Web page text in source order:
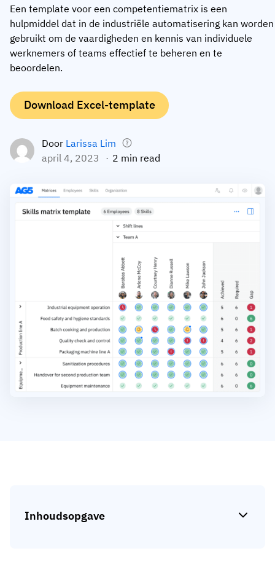
Medewerkersprofiel
Trainingsgeschiedenis
Certificaten & licenties
Frontline skills-app
Opleidingsvereisten
Inzetbaarheid van het personeel
Audit trails
Effectiviteit van trainingen
Compliance-dashboards
Prognoses & trends
nu
Per rol
Trainingscoördinator
Operationeel manager
ICT-manager
Auditor
Food
Intersnack
Syngenta
Chemisch
19 maart 2026
Stop met achtervolgen, begin met
automatiseren
met AG5 Workflows
Klantsucces
Kennisbank
AG5-status
Ondersteuning
Over ons
Neem contact op
Een template voor een competentiematrix is een
hulpmiddel dat in de industriële automatisering kan worden
gebruikt om de vaardigheden en kennis van individuele
werknemers of teams effectief te beheren en te
beoordelen.
Download Excel-template
Door Larissa Lim
april 4, 2023
2 min read
Inhoudsopgave